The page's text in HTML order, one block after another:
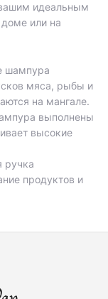
идеальным
или на
шампура
мяса, рыбы и
на мангале.
выполнены
высокие
ручка
продуктов и